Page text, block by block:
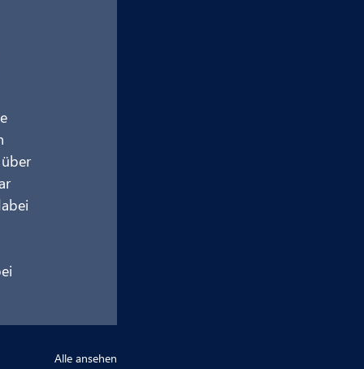
Alle ansehen